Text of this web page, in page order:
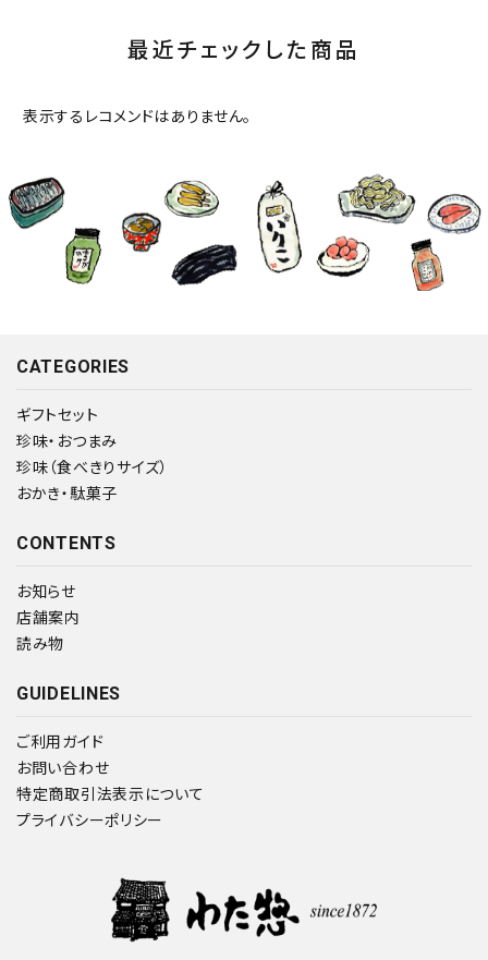
最近チェックした商品
表示するレコメンドはありません。
CATEGORIES
ギフトセット
珍味・おつまみ
珍味（食べきりサイズ）
おかき・駄菓子
CONTENTS
お知らせ
店舗案内
読み物
GUIDELINES
ご利用ガイド
お問い合わせ
特定商取引法表示について
プライバシーポリシー